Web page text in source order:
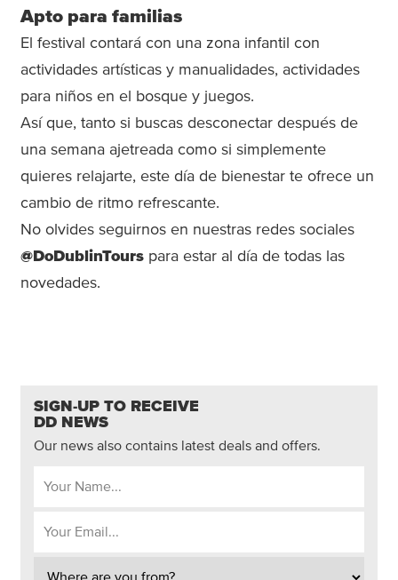
Apto para familias
El festival contará con una zona infantil con
actividades artísticas y manualidades, actividades
para niños en el bosque y juegos.
Así que, tanto si buscas desconectar después de
una semana ajetreada como si simplemente
quieres relajarte, este día de bienestar te ofrece un
cambio de ritmo refrescante.
No olvides seguirnos en nuestras redes sociales
@DoDublinTours para estar al día de todas las
novedades.
SIGN-UP TO RECEIVE
DD NEWS
Our news also contains latest deals and offers.